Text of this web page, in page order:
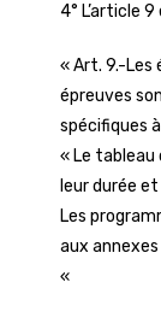
4° L’article
« Art. 9.-Les
épreuves
spécifiques
« Le
leur durée
Les
aux annexes
«